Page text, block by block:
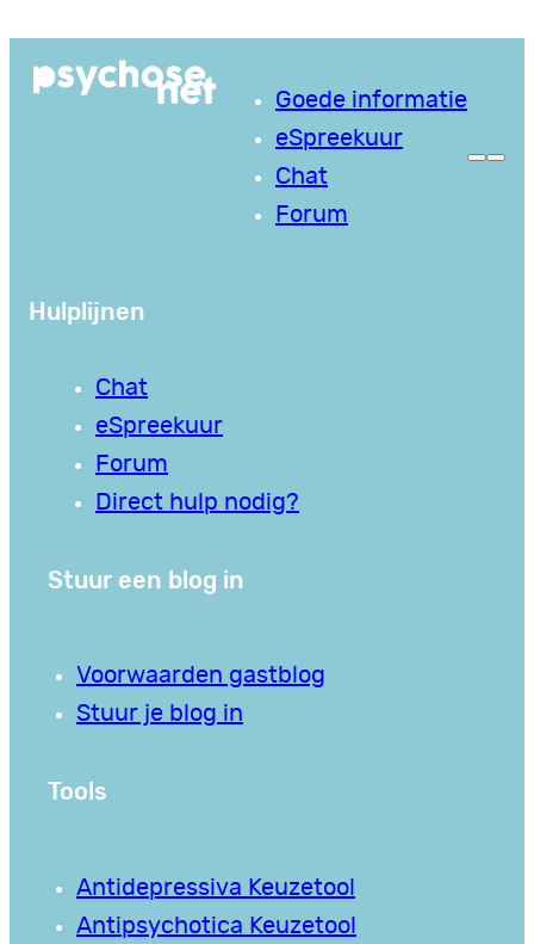
naar
Goede informatie
eSpreekuur
Chat
Forum
Hulplijnen
Chat
eSpreekuur
Forum
Direct hulp nodig?
Stuur een blog in
Voorwaarden gastblog
Stuur je blog in
Tools
Antidepressiva Keuzetool
Antipsychotica Keuzetool